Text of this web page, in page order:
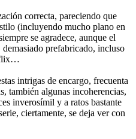
correcta, pareciendo que
(incluyendo mucho plano en
se agradece, aunque el
prefabricado, incluso
intrigas de encargo, frecuenta
también algunas incoherencias,
inverosímil y a ratos bastante
ciertamente, se deja ver con